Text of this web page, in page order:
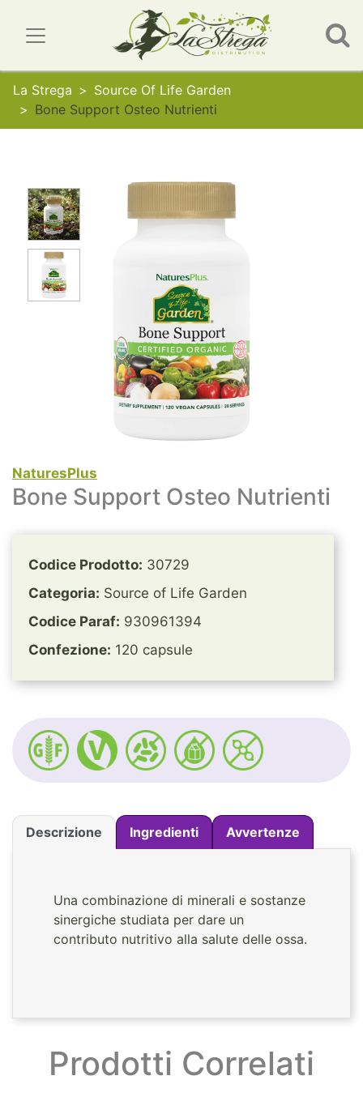
La Strega
Source Of Life Garden
Bone Support Osteo Nutrienti
NaturesPlus
Bone Support Osteo Nutrienti
Codice Prodotto: 30729
Categoria: Source of Life Garden
Codice Paraf: 930961394
Confezione: 120 capsule
Descrizione Ingredienti Avvertenze
Una combinazione di minerali e sostanze
sinergiche studiata per dare un
contributo nutritivo alla salute delle ossa.
Prodotti Correlati